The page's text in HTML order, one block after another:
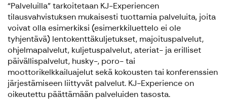
“Palveluilla” tarkoitetaan KJ-Experiencen
tilausvahvistuksen mukaisesti tuottamia palveluita, joita
voivat olla esimerkiksi (esimerkkiluettelo ei ole
tyhjentävä) lentokenttäkuljetukset, majoituspalvelut,
ohjelmapalvelut, kuljetuspalvelut, ateriat- ja erilliset
päivällispalvelut, husky-, poro- tai
moottorikelkkailuajelut sekä kokousten tai konferenssien
järjestämiseen liittyvät palvelut. KJ-Experience on
oikeutettu päättämään palveluiden tasosta.